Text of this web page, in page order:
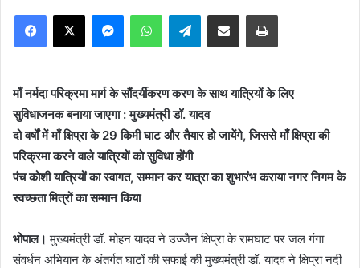
Facebook
X MessengerWhatsAppTelegramShare via Email Print
माँ नर्मदा परिक्रमा मार्ग के सौंदर्यीकरण करण के साथ यात्रियों के लिए
सुविधाजनक बनाया जाएगा : मुख्यमंत्री डॉ. यादव
दो वर्षों में माँ क्षिप्रा के 29 किमी घाट और तैयार हो जायेंगे, जिससे माँ क्षिप्रा की
परिक्रमा करने वाले यात्रियों को सुविधा होंगी
पंच कोशी यात्रियों का स्वागत, सम्मान कर यात्रा का शुभारंभ कराया नगर निगम के
स्वच्छता मित्रों का सम्मान किया
भोपाल। मुख्यमंत्री डॉ. मोहन यादव ने उज्जैन क्षिप्रा के रामघाट पर जल गंगा
संवर्धन अभियान के अंतर्गत घाटों की सफाई की मुख्यमंत्री डॉ. यादव ने क्षिप्रा नदी